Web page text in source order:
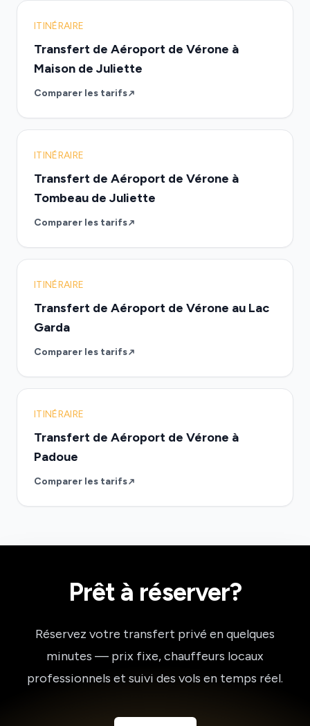
ITINÉRAIRE
Transfert de Aéroport de Vérone à
Maison de Juliette
Comparer les tarifs
ITINÉRAIRE
Transfert de Aéroport de Vérone à
Tombeau de Juliette
Comparer les tarifs
ITINÉRAIRE
Transfert de Aéroport de Vérone au Lac
Garda
Comparer les tarifs
ITINÉRAIRE
Transfert de Aéroport de Vérone à
Padoue
Comparer les tarifs
Prêt à réserver?
Réservez votre transfert privé en quelques
minutes — prix fixe, chauffeurs locaux
professionnels et suivi des vols en temps réel.